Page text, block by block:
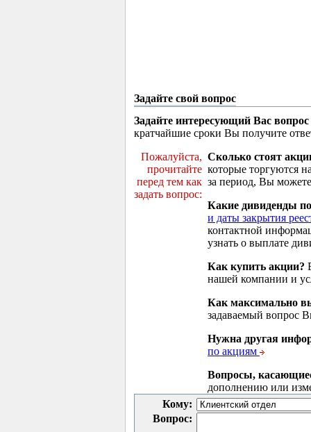
Задайте свой вопрос
Задайте интересующий Вас вопрос
кратчайшие сроки Вы получите
Пожалуйста,
прочитайте
перед тем как
задать вопрос:
Сколько стоят
которые торгуются
за период, Вы
Какие дивиденды
и даты закрытия
контактной
узнать о выплате
Как купить акции?
нашей компании и
Как максимально
задаваемый вопрос
Нужна другая
по акциям
Вопросы,
дополнению или
Кому:
Вопрос: